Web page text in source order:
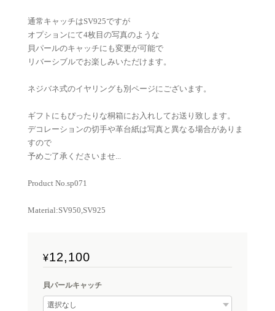
通常キャッチはSV925ですが
オプションにて4枚目の写真のような
貝パールのキャッチにも変更が可能で
リバーシブルでお楽しみいただけます。
ネジバネ式のイヤリングも別ページにございます。
ギフトにもぴったりな桐箱にお入れしてお送り致します。
デコレーションの切手や革台紙は写真と異なる場合がありま
すので
予めご了承くださいませ...
Product No.sp071
Material:SV950,SV925
¥12,100
貝パールキャッチ